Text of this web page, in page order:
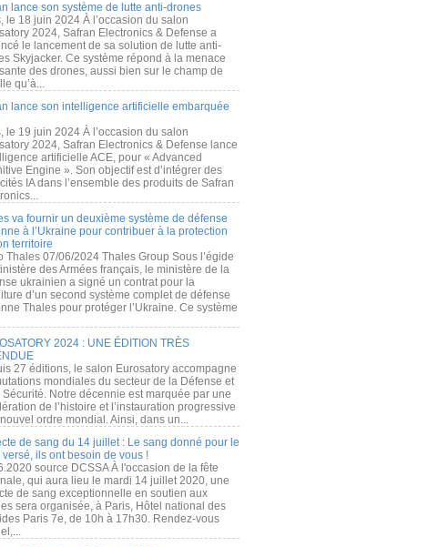
lance son système de lutte anti-drones
le 18 juin 2024 À l’occasion du salon
2024, Safran Electronics & Defense a
le lancement de sa solution de lutte anti-
Skyjacker. Ce système répond à la menace
des drones, aussi bien sur le champ de
qu’à...
lance son intelligence artificielle embarquée
le 19 juin 2024 À l’occasion du salon
2024, Safran Electronics & Defense lance
artificielle ACE, pour « Advanced
Engine ». Son objectif est d’intégrer des
IA dans l’ensemble des produits de Safran
va fournir un deuxième système de défense
à l’Ukraine pour contribuer à la protection
territoire
Thales 07/06/2024 Thales Group Sous l’égide
des Armées français, le ministère de la
ukrainien a signé un contrat pour la
d’un second système complet de défense
Thales pour protéger l’Ukraine. Ce système
2024 : UNE ÉDITION TRÈS
27 éditions, le salon Eurosatory accompagne
mondiales du secteur de la Défense et
Sécurité. Notre décennie est marquée par une
de l’histoire et l’instauration progressive
nouvel ordre mondial. Ainsi, dans un...
de sang du 14 juillet : Le sang donné pour le
versé, ils ont besoin de vous !
source DCSSA À l'occasion de la fête
qui aura lieu le mardi 14 juillet 2020, une
de sang exceptionnelle en soutien aux
sera organisée, à Paris, Hôtel national des
Paris 7e, de 10h à 17h30. Rendez-vous